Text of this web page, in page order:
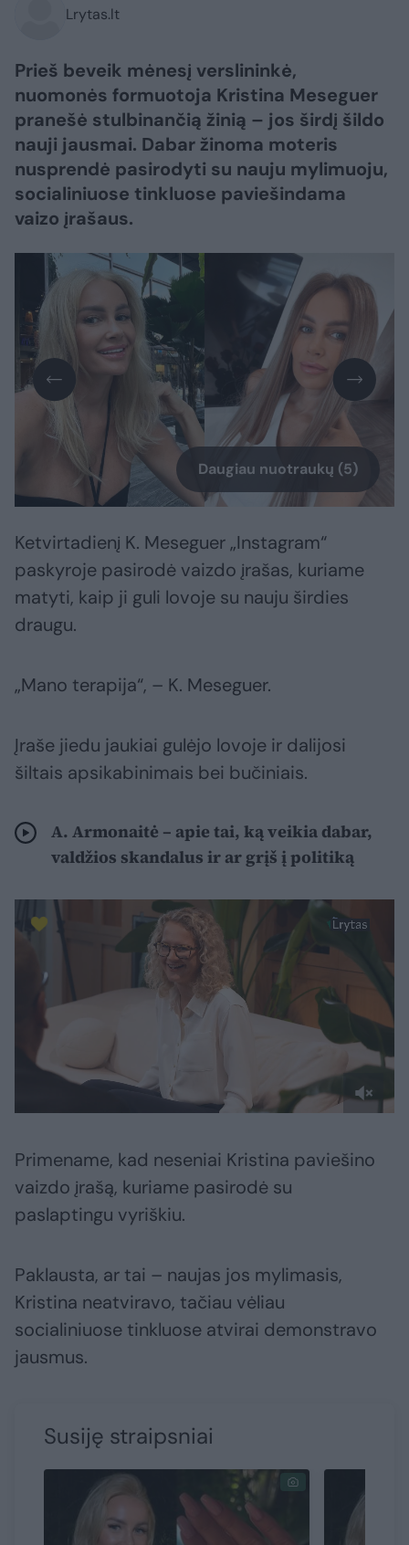
Lrytas.lt
Prieš beveik mėnesį verslininkė,
nuomonės formuotoja Kristina Meseguer
pranešė stulbinančią žinią – jos širdį šildo
nauji jausmai. Dabar žinoma moteris
nusprendė pasirodyti su nauju mylimuoju,
socialiniuose tinkluose paviešindama
vaizo įrašaus.
Daugiau nuotraukų (5)
Ketvirtadienį K. Meseguer „Instagram“
paskyroje pasirodė vaizdo įrašas, kuriame
matyti, kaip ji guli lovoje su nauju širdies
draugu.
„Mano terapija“, – K. Meseguer.
Įraše jiedu jaukiai gulėjo lovoje ir dalijosi
šiltais apsikabinimais bei bučiniais.
A. Armonaitė – apie tai, ką veikia dabar,
valdžios skandalus ir ar grįš į politiką
Primename, kad neseniai Kristina paviešino
vaizdo įrašą, kuriame pasirodė su
paslaptingu vyriškiu.
Paklausta, ar tai – naujas jos mylimasis,
Kristina neatviravo, tačiau vėliau
socialiniuose tinkluose atvirai demonstravo
jausmus.
Susiję straipsniai